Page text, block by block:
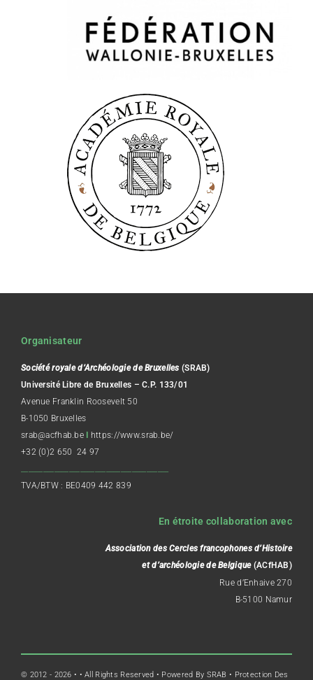
Organisateur
Société royale d’Archéologie de Bruxelles (SRAB)
Université Libre de Bruxelles – C.P. 133/01
Avenue Franklin Roosevelt 50
B-1050 Bruxelles
srab@acfhab.be
https://www.srab.be/
+32 (0)2 650 24 97
TVA/BTW : BE0409 442 839
En étroite collaboration avec
Association des Cercles francophones d’Histoire
et d’archéologie de Belgique(ACfHAB)
Rue d’Enhaive 270
B-5100 Namur
© 2012 - 2026 • • All Rights Reserved • Powered By SRAB • Protection Des